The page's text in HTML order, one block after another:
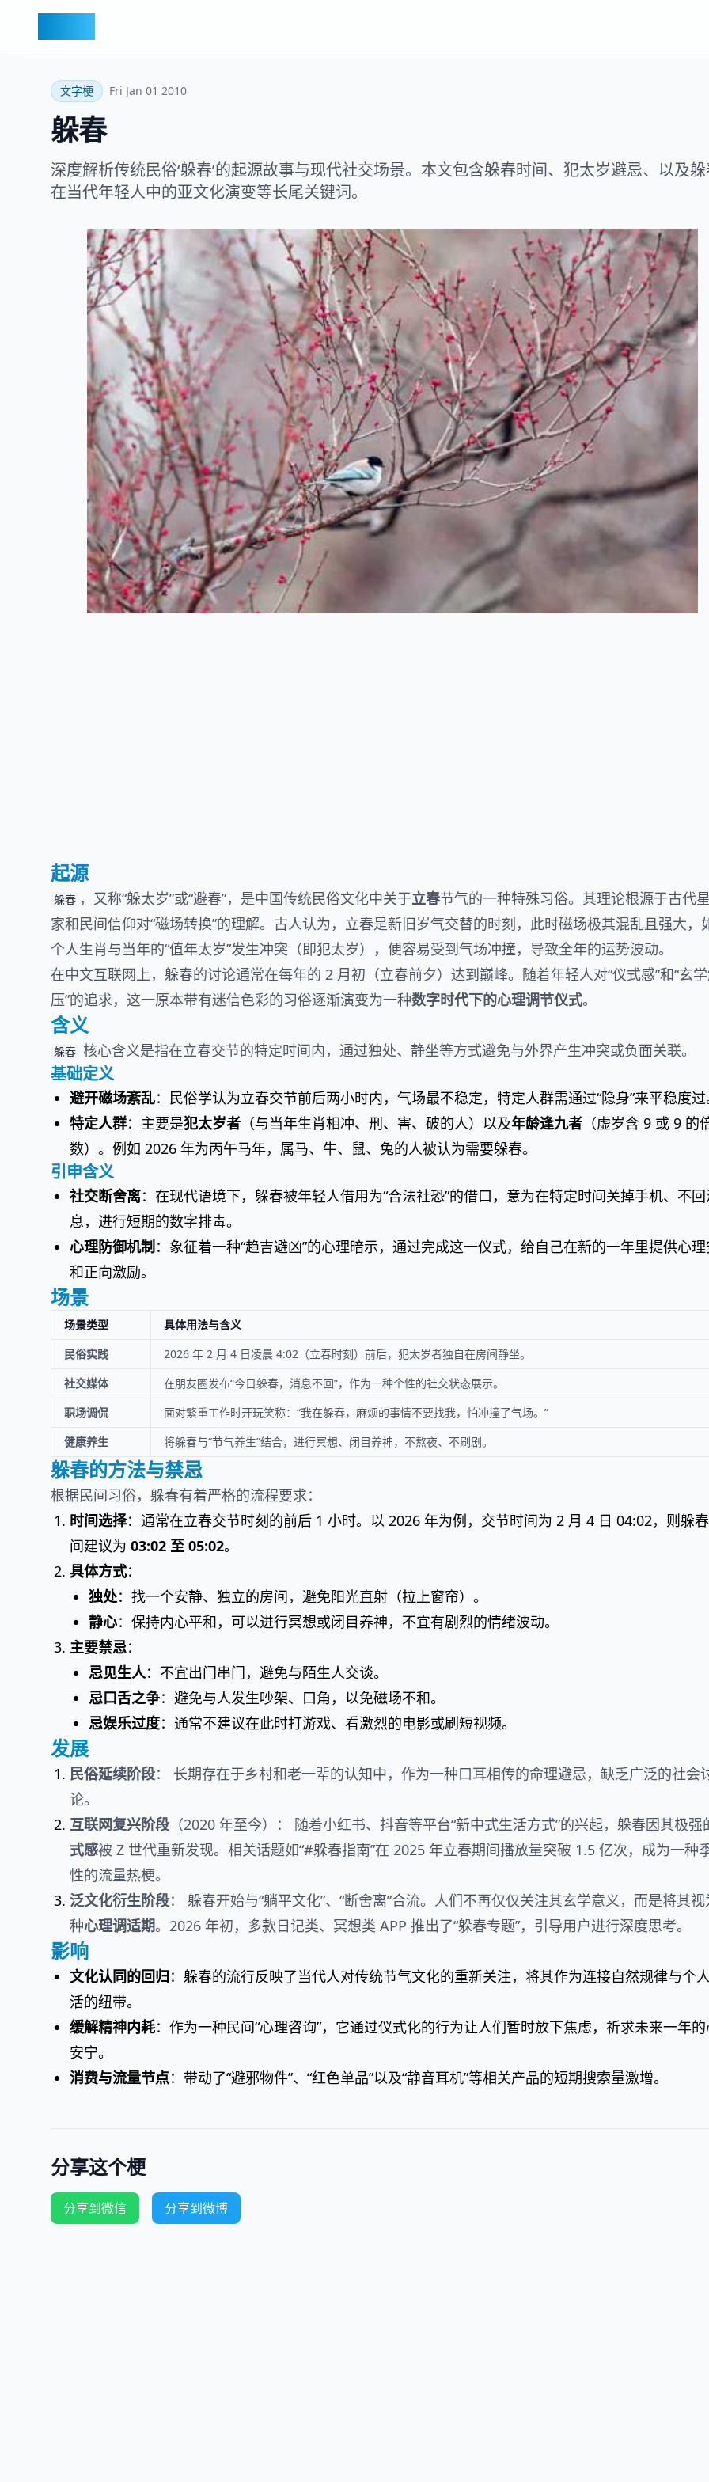
文字梗 Fri Jan 01 2010
躲春
深度解析传统民俗‘躲春’的起源故事与现代社交场景。本文包含躲春时间、犯太岁避忌、以及
在当代年轻人中的亚文化演变等长尾关键词。
起源
躲春 ，又称“躲太岁”或“避春”，是中国传统民俗文化中关于立春节气的一种特殊习俗。其理论根源于古代
家和民间信仰对“磁场转换”的理解。古人认为，立春是新旧岁气交替的时刻，此时磁场极其混乱且强大，
个人生肖与当年的“值年太岁”发生冲突（即犯太岁），便容易受到气场冲撞，导致全年的运势波动。
在中文互联网上，躲春的讨论通常在每年的 2 月初（立春前夕）达到巅峰。随着年轻人对“仪式感”和“玄
压”的追求，这一原本带有迷信色彩的习俗逐渐演变为一种数字时代下的心理调节仪式。
含义
躲春 核心含义是指在立春交节的特定时间内，通过独处、静坐等方式避免与外界产生冲突或负面关联。
基础定义
避开磁场紊乱：民俗学认为立春交节前后两小时内，气场最不稳定，特定人群需通过“隐身”来平稳度
特定人群：主要是犯太岁者 （与当年生肖相冲、刑、害、破的人）以及年龄逢九者 （虚岁含 9 或 9 的
数）。例如 2026 年为丙午马年，属马、牛、鼠、兔的人被认为需要躲春。
引申含义
社交断舍离：在现代语境下，躲春被年轻人借用为“合法社恐”的借口，意为在特定时间关掉手机、不
息，进行短期的数字排毒。
心理防御机制 ：象征着一种“趋吉避凶”的心理暗示，通过完成这一仪式，给自己在新的一年里提供心
和正向激励。
场景
场景类型
具体用法与含义
民俗实践
2026 年 2 月 4 日凌晨 4:02（立春时刻）前后，犯太岁者独自在房间静坐。
社交媒体
在朋友圈发布“今日躲春，消息不回”，作为一种个性的社交状态展示。
职场调侃
面对繁重工作时开玩笑称：“我在躲春，麻烦的事情不要找我，怕冲撞了气场。”
健康养生
将躲春与“节气养生”结合，进行冥想、闭目养神，不熬夜、不刷剧。
躲春的方法与禁忌
根据民间习俗，躲春有着严格的流程要求：
时间选择：通常在立春交节时刻的前后 1 小时。以 2026 年为例，交节时间为 2 月 4 日 04:02，则躲
间建议为 03:02 至 05:02。
具体方式：
独处：找一个安静、独立的房间，避免阳光直射（拉上窗帘）。
静心：保持内心平和，可以进行冥想或闭目养神，不宜有剧烈的情绪波动。
主要禁忌：
忌见生人：不宜出门串门，避免与陌生人交谈。
忌口舌之争：避免与人发生吵架、口角，以免磁场不和。
忌娱乐过度：通常不建议在此时打游戏、看激烈的电影或刷短视频。
发展
民俗延续阶段： 长期存在于乡村和老一辈的认知中，作为一种口耳相传的命理避忌，缺乏广泛的社会
论。
互联网复兴阶段 （2020 年至今）： 随着小红书、抖音等平台“新中式生活方式”的兴起，躲春因其极强
式感被 Z 世代重新发现。相关话题如“#躲春指南”在 2025 年立春期间播放量突破 1.5 亿次，成为一种
性的流量热梗。
泛文化衍生阶段： 躲春开始与“躺平文化”、“断舍离”合流。人们不再仅仅关注其玄学意义，而是将其
种心理调适期。2026 年初，多款日记类、冥想类 APP 推出了“躲春专题”，引导用户进行深度思考。
影响
文化认同的回归：躲春的流行反映了当代人对传统节气文化的重新关注，将其作为连接自然规律与个
活的纽带。
缓解精神内耗：作为一种民间“心理咨询”，它通过仪式化的行为让人们暂时放下焦虑，祈求未来一年
安宁。
消费与流量节点：带动了“避邪物件”、“红色单品”以及“静音耳机”等相关产品的短期搜索量激增。
分享这个梗
分享到微信 分享到微博